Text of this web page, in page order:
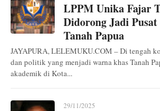
LPPM Unika Fajar
Didorong Jadi
Tanah Papua
JAYAPURA, LELEMUKU.COM – Di tengah
dan politik yang menjadi warna khas Tanah
akademik di Kota...
29/11/2025